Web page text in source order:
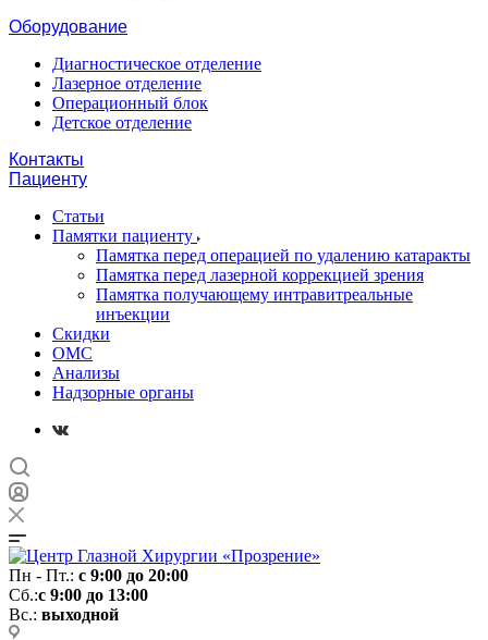
Оборудование
Диагностическое отделение
Лазерное отделение
Операционный блок
Детское отделение
Контакты
Пациенту
Статьи
Памятки пациенту
Памятка перед операцией по удалению катаракты
Памятка перед лазерной коррекцией зрения
Памятка получающему интравитреальные
инъекции
Скидки
ОМС
Анализы
Надзорные органы
Пн - Пт.: с 9:00 до 20:00
Сб.:с 9:00 до 13:00
Вс.: выходной